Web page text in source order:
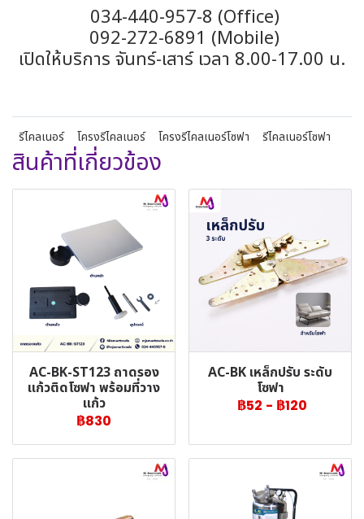
034-440-957-8 (Office)
092-272-6891 (Mobile)
เปิดให้บริการ จันทร์-เสาร์ เวลา 8.00-17.00 น.
รีไคลเนอร์ โครงรีไคลเนอร์ โครงรีไคลเนอร์โซฟา รีไคลเนอร์โซฟา
สินค้าที่เกี่ยวข้อง
AC-BK-ST123 ถาดรอง
แก้วติดโซฟา พร้อมที่วาง
แก้ว
฿830
AC-BK เหล็กปรับ ระดับ
โซฟา
฿52 - ฿120